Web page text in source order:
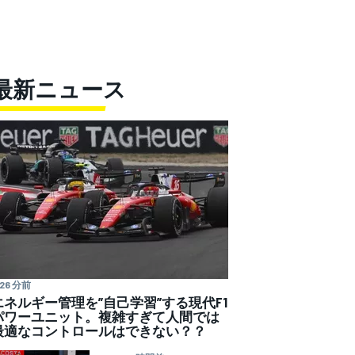
新ニュース
26 分前
ネルギー管理を”自己学習”する現代F1
ワーユニット。複雑すぎて人間では
適なコントロールはできない？？